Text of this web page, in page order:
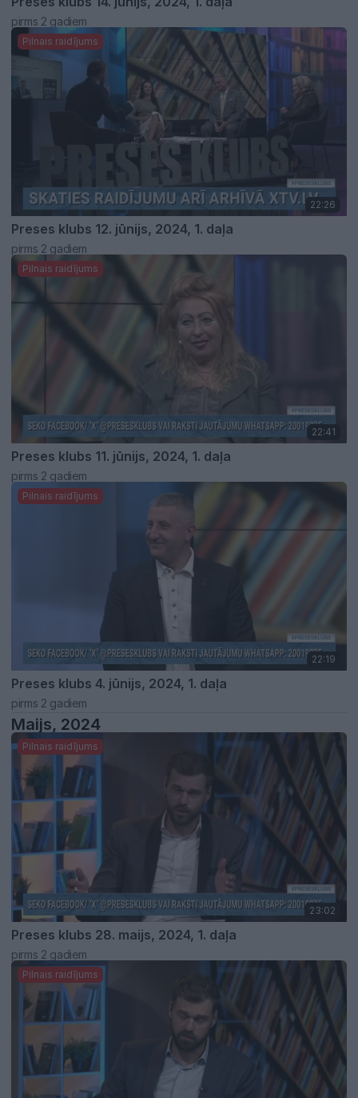
pirms 2 gadiem
Pilnais raidījums
22:26
Preses klubs 12. jūnijs, 2024, 1. daļa
pirms 2 gadiem
Pilnais raidījums
22:41
Preses klubs 11. jūnijs, 2024, 1. daļa
pirms 2 gadiem
Pilnais raidījums
22:19
Preses klubs 4. jūnijs, 2024, 1. daļa
pirms 2 gadiem
Maijs, 2024
Pilnais raidījums
23:02
Preses klubs 28. maijs, 2024, 1. daļa
pirms 2 gadiem
Pilnais raidījums